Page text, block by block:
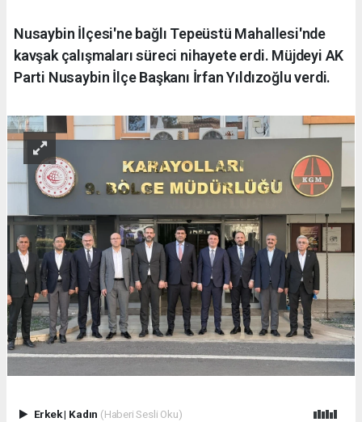
Nusaybin İlçesi'ne bağlı Tepeüstü Mahallesi'nde
kavşak çalışmaları süreci nihayete erdi. Müjdeyi AK
Parti Nusaybin İlçe Başkanı İrfan Yıldızoğlu verdi.
Erkek| Kadın (Haberi Sesli Oku)